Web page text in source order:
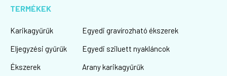
TERMÉKEK
Karikagyűrűk
Eljegyzési gyűrűk
Ékszerek
Egyedi gravírozható ékszerek
Egyedi sziluett nyakláncok
Arany karikagyűrűk